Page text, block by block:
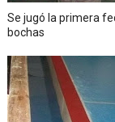
Se jugó la primera
bochas